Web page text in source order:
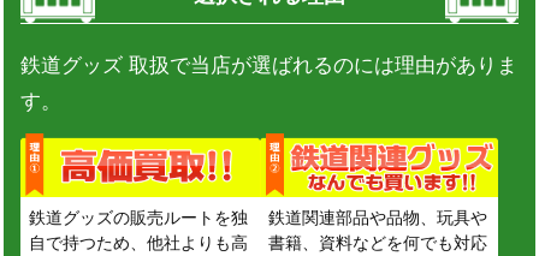
鉄道グッズ 取扱で当店が選ばれるのには理由がありま
す。
鉄道グッズの販売ルートを独
自で持つため、他社よりも高
鉄道関連部品や品物、玩具や
書籍、資料などを何でも対応